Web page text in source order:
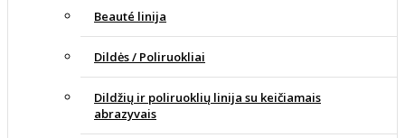
Beauté linija
Dildės / Poliruokliai
Dildžių ir poliruoklių linija su keičiamais
abrazyvais